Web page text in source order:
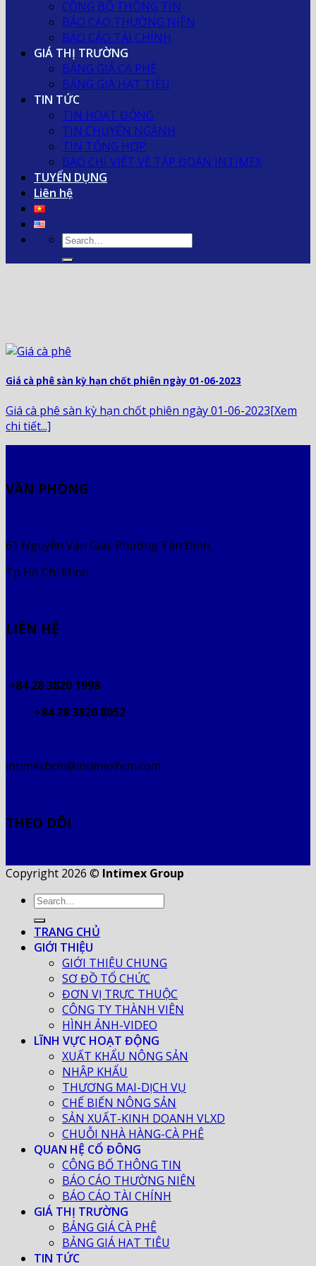
CÔNG BỐ THÔNG TIN
BÁO CÁO THƯỜNG NIÊN
BÁO CÁO TÀI CHÍNH
GIÁ THỊ TRƯỜNG
BẢNG GIÁ CÀ PHÊ
BẢNG GIÁ HẠT TIÊU
TIN TỨC
TIN HOẠT ĐỘNG
TIN CHUYÊN NGÀNH
TIN TỔNG HỢP
BÁO CHÍ VIẾT VỀ TẬP ĐOÀN INTIMEX
TUYỂN DỤNG
Liên hệ
Giá cà phê sàn kỳ hạn chốt phiên ngày 01-06-2023
Giá cà phê sàn kỳ hạn chốt phiên ngày 01-06-2023[Xem
chi tiết...]
VĂN PHÒNG
61 Nguyễn Văn Giai, Phường Tân Định,
Tp Hồ Chí Minh
LIÊN HỆ
+84 28 3820 1998
+84 28 3820 8052
intimexhcm@intimexhcm.com
THEO DÕI
Copyright 2026 © Intimex Group
TRANG CHỦ
GIỚI THIỆU
GIỚI THIỆU CHUNG
SƠ ĐỒ TỔ CHỨC
ĐƠN VỊ TRỰC THUỘC
CÔNG TY THÀNH VIÊN
HÌNH ẢNH-VIDEO
LĨNH VỰC HOẠT ĐỘNG
XUẤT KHẨU NÔNG SẢN
NHẬP KHẨU
THƯƠNG MẠI-DỊCH VỤ
CHẾ BIẾN NÔNG SẢN
SẢN XUẤT-KINH DOANH VLXD
CHUỖI NHÀ HÀNG-CÀ PHÊ
QUAN HỆ CỔ ĐÔNG
CÔNG BỐ THÔNG TIN
BÁO CÁO THƯỜNG NIÊN
BÁO CÁO TÀI CHÍNH
GIÁ THỊ TRƯỜNG
BẢNG GIÁ CÀ PHÊ
BẢNG GIÁ HẠT TIÊU
TIN TỨC